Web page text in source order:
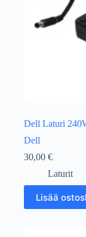
Dell Laturi
Dell
30,00 €
Laturit
Lisää